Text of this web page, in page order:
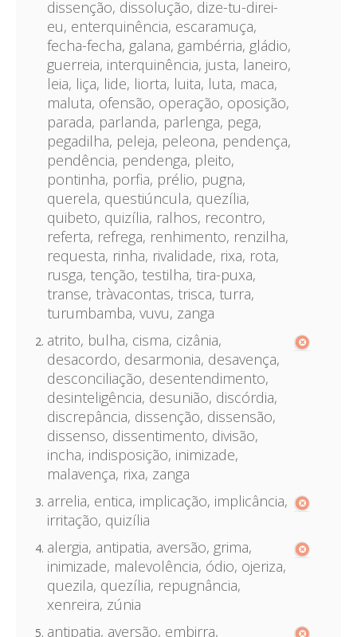
dissenção, dissolução, dize-tu-direi-
eu, enterquinência, escaramuça,
fecha-fecha, galana, gambérria, gládio,
guerreia, interquinência, justa, laneiro,
leia, liça, lide, liorta, luita, luta, maca,
maluta, ofensão, operação, oposição,
parada, parlanda, parlenga, pega,
pegadilha, peleja, peleona, pendença,
pendência, pendenga, pleito,
pontinha, porfia, prélio, pugna,
querela, questiúncula, quezília,
quibeto, quizília, ralhos, recontro,
referta, refrega, renhimento, renzilha,
requesta, rinha, rivalidade, rixa, rota,
rusga, tenção, testilha, tira-puxa,
transe, tràvacontas, trisca, turra,
turumbamba, vuvu, zanga
atrito, bulha, cisma, cizânia,
desacordo, desarmonia, desavença,
desconciliação, desentendimento,
desinteligência, desunião, discórdia,
discrepância, dissenção, dissensão,
dissenso, dissentimento, divisão,
incha, indisposição, inimizade,
malavença, rixa, zanga
arrelia, entica, implicação, implicância,
irritação, quizília
alergia, antipatia, aversão, grima,
inimizade, malevolência, ódio, ojeriza,
quezila, quezília, repugnância,
xenreira, zúnia
antipatia, aversão, embirra,